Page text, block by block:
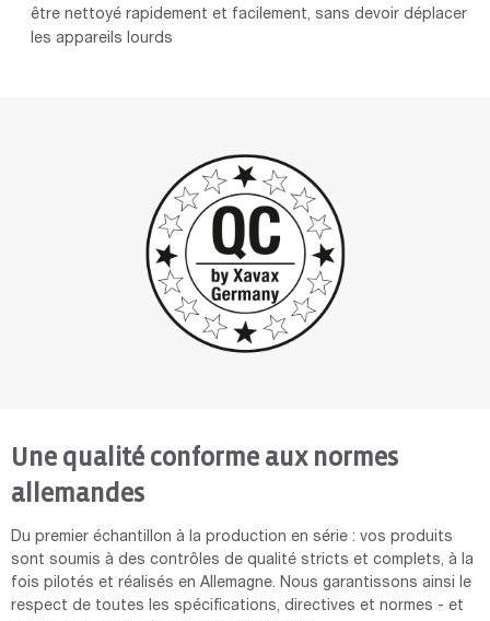
être nettoyé rapidement et facilement, sans devoir déplacer
les appareils lourds
Une qualité conforme aux normes
allemandes
Du premier échantillon à la production en série : vos produits
sont soumis à des contrôles de qualité stricts et complets, à la
fois pilotés et réalisés en Allemagne. Nous garantissons ainsi le
respect de toutes les spécifications, directives et normes - et